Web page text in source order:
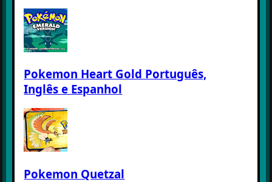
Pokemon Heart Gold Português,
Inglês e Espanhol
Pokemon Quetzal